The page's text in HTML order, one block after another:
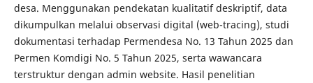
desa. Menggunakan pendekatan kualitatif deskriptif, data
dikumpulkan melalui observasi digital (web-tracing), studi
dokumentasi terhadap Permendesa No. 13 Tahun 2025 dan
Permen Komdigi No. 5 Tahun 2025, serta wawancara
terstruktur dengan admin website. Hasil penelitian